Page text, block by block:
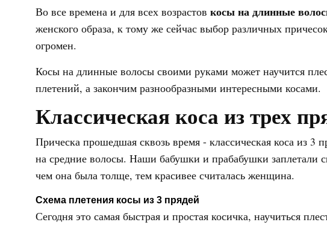
Во все времена и для всех возрастов косы на длинные
женского образа, к тому же сейчас выбор различных
огромен.
Косы на длинные волосы своими руками может научится
плетений, а закончим разнообразными интересными косами.
Классическая коса из трех
Прическа прошедшая сквозь время - классическая коса из 3
на средние волосы. Наши бабушки и прабабушки заплетали
чем она была толще, тем красивее считалась женщина.
Схема плетения косы из 3 прядей
Сегодня это самая быстрая и простая косичка, научиться